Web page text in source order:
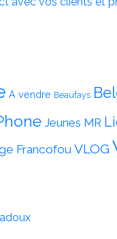
A vendre Beaufays
Jeunes MR
Francofou VLOG